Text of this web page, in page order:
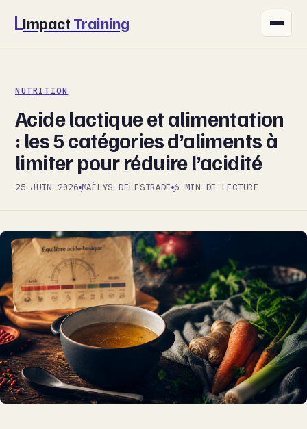
Impact Training
NUTRITION
SANTÉ
SPORT
NUTRITION
Acide lactique et alimentation
: les 5 catégories d’aliments à
limiter pour réduire l’acidité
25 JUIN 2026·MAËLYS DELESTRADE·6 MIN DE LECTURE